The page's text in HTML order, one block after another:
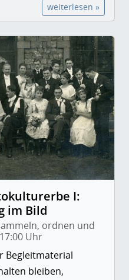
weiterlesen »
I:
im Bild
ordnen und
Uhr
Begleitmaterial
bleiben,